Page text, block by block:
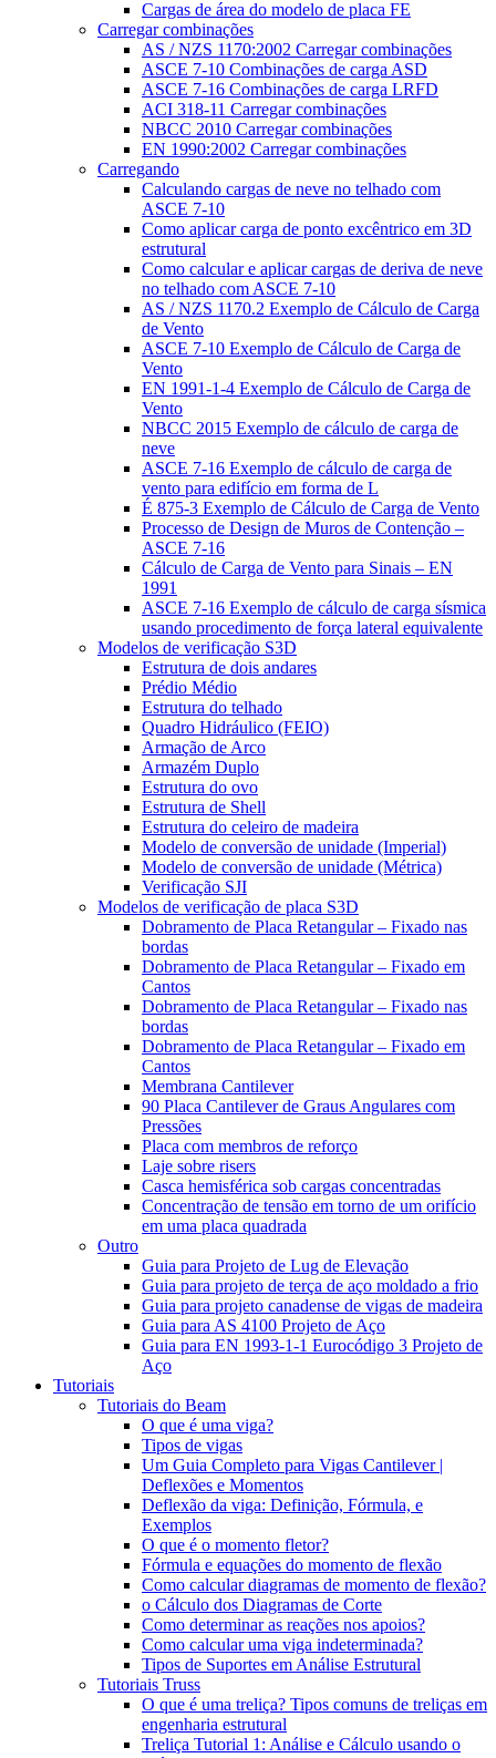
Cargas de área do modelo de placa FE
Carregar combinações
AS / NZS 1170:2002 Carregar combinações
ASCE 7-10 Combinações de carga ASD
ASCE 7-16 Combinações de carga LRFD
ACI 318-11 Carregar combinações
NBCC 2010 Carregar combinações
EN 1990:2002 Carregar combinações
Carregando
Calculando cargas de neve no telhado com
ASCE 7-10
Como aplicar carga de ponto excêntrico em 3D
estrutural
Como calcular e aplicar cargas de deriva de neve
no telhado com ASCE 7-10
AS / NZS 1170.2 Exemplo de Cálculo de Carga
de Vento
ASCE 7-10 Exemplo de Cálculo de Carga de
Vento
EN 1991-1-4 Exemplo de Cálculo de Carga de
Vento
NBCC 2015 Exemplo de cálculo de carga de
neve
ASCE 7-16 Exemplo de cálculo de carga de
vento para edifício em forma de L
É 875-3 Exemplo de Cálculo de Carga de Vento
Processo de Design de Muros de Contenção –
ASCE 7-16
Cálculo de Carga de Vento para Sinais – EN
1991
ASCE 7-16 Exemplo de cálculo de carga sísmica
usando procedimento de força lateral equivalente
Modelos de verificação S3D
Estrutura de dois andares
Prédio Médio
Estrutura do telhado
Quadro Hidráulico (FEIO)
Armação de Arco
Armazém Duplo
Estrutura do ovo
Estrutura de Shell
Estrutura do celeiro de madeira
Modelo de conversão de unidade (Imperial)
Modelo de conversão de unidade (Métrica)
Verificação SJI
Modelos de verificação de placa S3D
Dobramento de Placa Retangular – Fixado nas
bordas
Dobramento de Placa Retangular – Fixado em
Cantos
Dobramento de Placa Retangular – Fixado nas
bordas
Dobramento de Placa Retangular – Fixado em
Cantos
Membrana Cantilever
90 Placa Cantilever de Graus Angulares com
Pressões
Placa com membros de reforço
Laje sobre risers
Casca hemisférica sob cargas concentradas
Concentração de tensão em torno de um orifício
em uma placa quadrada
Outro
Guia para Projeto de Lug de Elevação
Guia para projeto de terça de aço moldado a frio
Guia para projeto canadense de vigas de madeira
Guia para AS 4100 Projeto de Aço
Guia para EN 1993-1-1 Eurocódigo 3 Projeto de
Aço
Tutoriais
Tutoriais do Beam
O que é uma viga?
Tipos de vigas
Um Guia Completo para Vigas Cantilever |
Deflexões e Momentos
Deflexão da viga: Definição, Fórmula, e
Exemplos
O que é o momento fletor?
Fórmula e equações do momento de flexão
Como calcular diagramas de momento de flexão?
o Cálculo dos Diagramas de Corte
Como determinar as reações nos apoios?
Como calcular uma viga indeterminada?
Tipos de Suportes em Análise Estrutural
Tutoriais Truss
O que é uma treliça? Tipos comuns de treliças em
engenharia estrutural
Treliça Tutorial 1: Análise e Cálculo usando o